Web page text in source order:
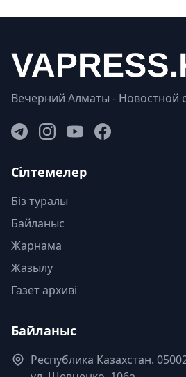
Вечерний Алматы - Новостной
Сілтемелер
Біз туралы
Байланыс
Жарнама
Жазылу
Газет архиві
Байланыс
Республика Казахстан.